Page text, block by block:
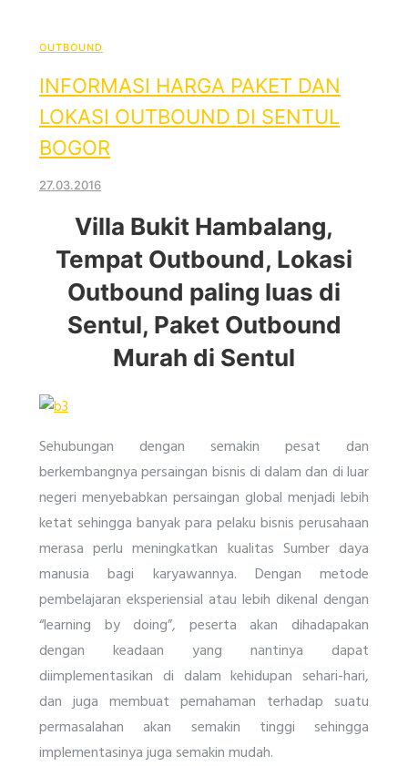
OUTBOUND
INFORMASI HARGA PAKET DAN
LOKASI OUTBOUND DI SENTUL
BOGOR
27.03.2016
Villa Bukit Hambalang,
Tempat Outbound, Lokasi
Outbound paling luas di
Sentul, Paket Outbound
Murah di Sentul
Sehubungan dengan semakin pesat dan
berkembangnya persaingan bisnis di dalam dan di luar
negeri menyebabkan persaingan global menjadi lebih
ketat sehingga banyak para pelaku bisnis perusahaan
merasa perlu meningkatkan kualitas Sumber daya
manusia bagi karyawannya. Dengan metode
pembelajaran eksperiensial atau lebih dikenal dengan
“learning by doing”, peserta akan dihadapakan
dengan keadaan yang nantinya dapat
diimplementasikan di dalam kehidupan sehari-hari,
dan juga membuat pemahaman terhadap suatu
permasalahan akan semakin tinggi sehingga
implementasinya juga semakin mudah.